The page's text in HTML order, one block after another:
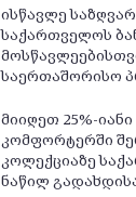
ისწავლე
საქართველოს
საერთაშორისო
მიიღეთ 25%-
კომფორტერში
კოლექციაზე
ნაწილ